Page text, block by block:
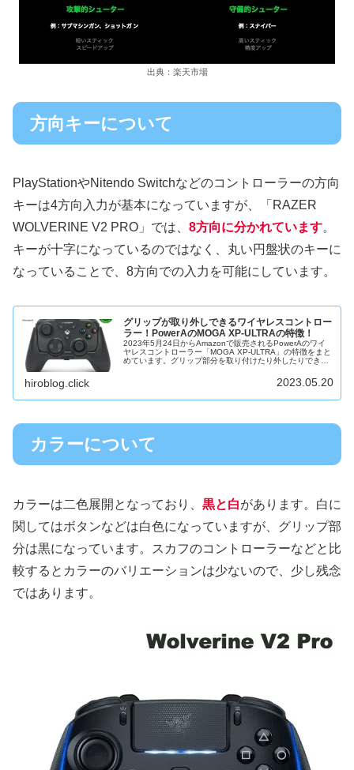
出典：楽天市場
方向キーについて
PlayStationやNitendo Switchなどのコントローラーの方向
キーは4方向入力が基本になっていますが、「RAZER
WOLVERINE V2 PRO」では、 8方向に分かれています。
キーが十字になっているのではなく、丸い円盤状のキーに
なっていることで、8方向での入力を可能にしています。
グリップが取り外しできるワイヤレスコントロー
ラー！PowerAのMOGA XP-ULTRAの特徴！
2023年5月24日からAmazonで販売されるPowerAのワイ
ヤレスコントローラー「MOGA XP-ULTRA」の特徴をまと
めています。グリップ部分を取り付けたり外したりできる
hiroblog.click 2023.05.20
カラーについて
カラーは二色展開となっており、 黒と白があります。白に
関してはボタンなどは白色になっていますが、グリップ部
分は黒になっています。スカフのコントローラーなどと比
較するとカラーのバリエーションは少ないので、少し残念
ではあります。